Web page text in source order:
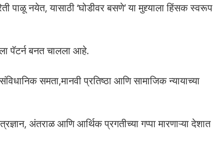
पाळू नयेत, यासाठी ‘घोडीवर बसणे’ या मुद्द्याला हिंसक स्वरूप
पॅटर्न बनत चालला आहे.
समता,मानवी प्रतिष्ठा आणि सामाजिक न्यायाच्या
अंतराळ आणि आर्थिक प्रगतीच्या गप्पा मारणाऱ्या देशात